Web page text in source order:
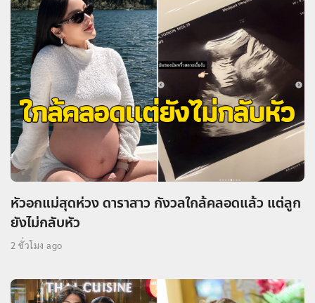
หัวอกแม่สุดห่วง ดาราสาว กังวลใกล้คลอดแล้ว แต่ลูก
ยังไม่กลับหัว
2 ชั่วโมง ago